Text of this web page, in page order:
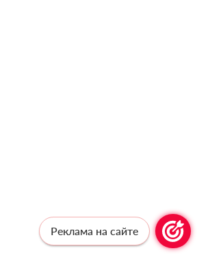
Реклама на сайте